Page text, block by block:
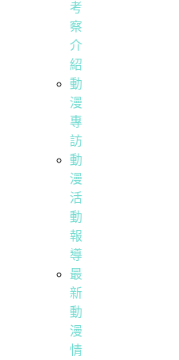
考
察
介
紹
動
漫
專
訪
動
漫
活
動
報
導
最
新
動
漫
情